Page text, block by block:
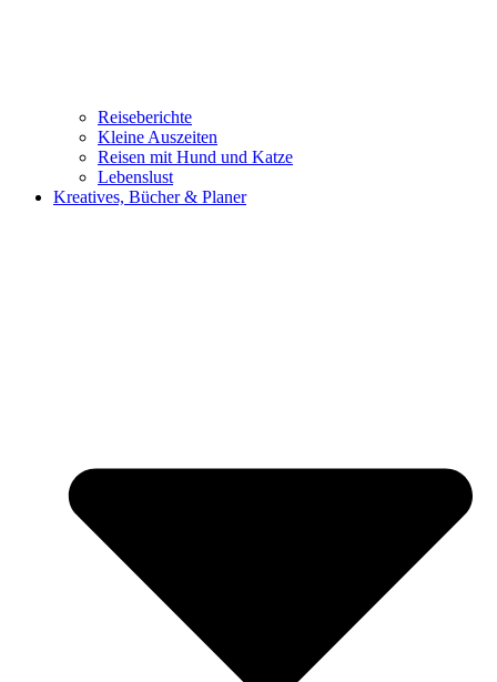
Reiseberichte
Kleine Auszeiten
Reisen mit Hund und Katze
Lebenslust
Kreatives, Bücher & Planer